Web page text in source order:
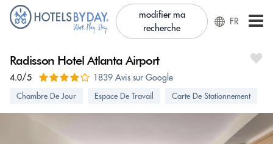
modifier ma
recherche
FR
Radisson Hotel Atlanta Airport
4.0/5 1839 Avis sur Google
Chambre De Jour Espace De Travail Carte De Stationnement